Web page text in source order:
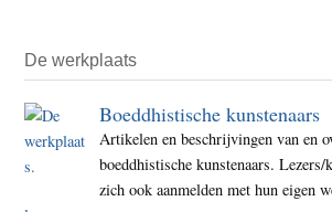
De werkplaats
Boeddhistische kunstenaars
Artikelen en beschrijvingen van en
boeddhistische kunstenaars. Lezers/
zich ook aanmelden met hun eigen